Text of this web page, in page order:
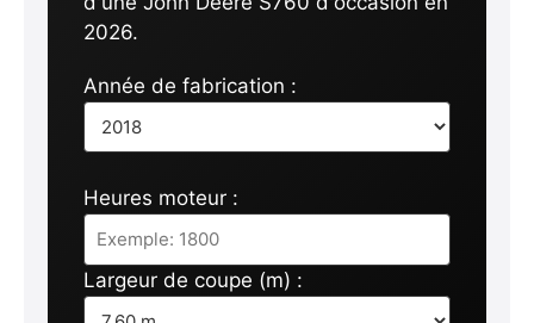
2026.
Année de fabrication :
Heures moteur :
Largeur de coupe (m) :